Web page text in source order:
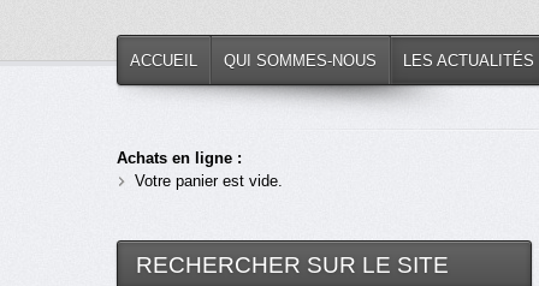
ACCUEIL QUI SOMMES-NOUS LES ACTUALITÉS
Achats en ligne :
Votre panier est vide.
RECHERCHER SUR LE SITE